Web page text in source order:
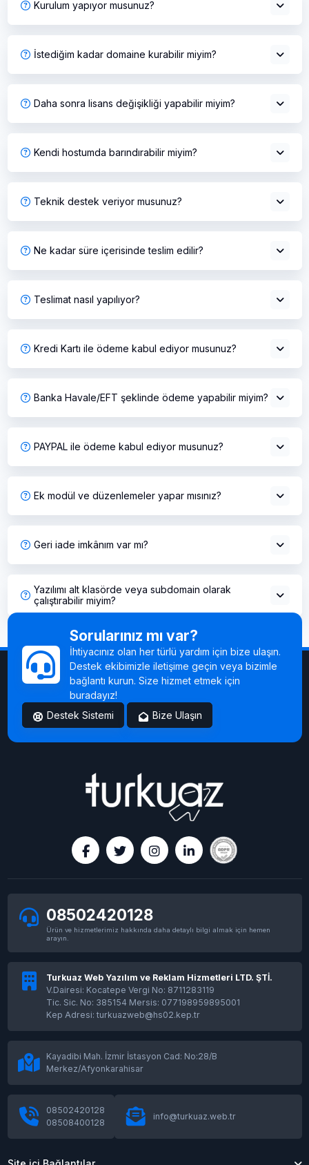
Kurulum yapıyor musunuz?
İstediğim kadar domaine kurabilir miyim?
Daha sonra lisans değişikliği yapabilir miyim?
Kendi hostumda barındırabilir miyim?
Teknik destek veriyor musunuz?
Ne kadar süre içerisinde teslim edilir?
Teslimat nasıl yapılıyor?
Kredi Kartı ile ödeme kabul ediyor musunuz?
Banka Havale/EFT şeklinde ödeme yapabilir miyim?
PAYPAL ile ödeme kabul ediyor musunuz?
Ek modül ve düzenlemeler yapar mısınız?
Geri iade imkânım var mı?
Yazılımı alt klasörde veya subdomain olarak
çalıştırabilir miyim?
Sorularınız mı var?
İhtiyacınız olan her türlü yardım için bize ulaşın.
Destek ekibimizle iletişime geçin veya bizimle
bağlantı kurun. Size hizmet etmek için
buradayız!
Destek Sistemi
Bize Ulaşın
08502420128
Ürün ve hizmetlerimiz hakkında daha detaylı bilgi almak için hemen
arayın.
Turkuaz Web Yazılım ve Reklam Hizmetleri LTD. ŞTİ.
V.Dairesi: Kocatepe Vergi No: 8711283119
Tic. Sic. No: 385154 Mersis: 077198959895001
Kep Adresi: turkuazweb@hs02.kep.tr
Kayadibi Mah. İzmir İstasyon Cad: No:28/B
Merkez/Afyonkarahisar
08502420128
08508400128
info@turkuaz.web.tr